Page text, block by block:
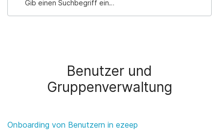
Benutzer und
Gruppenverwaltung
Onboarding von Benutzern in ezeep